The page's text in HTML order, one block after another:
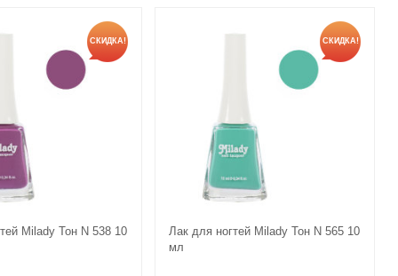
СКИДКА!
Milady Тон N 538 10
СКИДКА!
Лак для ногтей Milady Тон N 565 10
мл